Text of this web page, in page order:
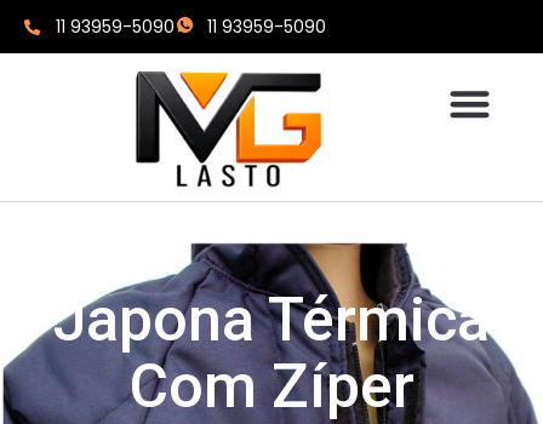
11 93959-5090 11 93959-5090
Japona Térmica
Com Zíper